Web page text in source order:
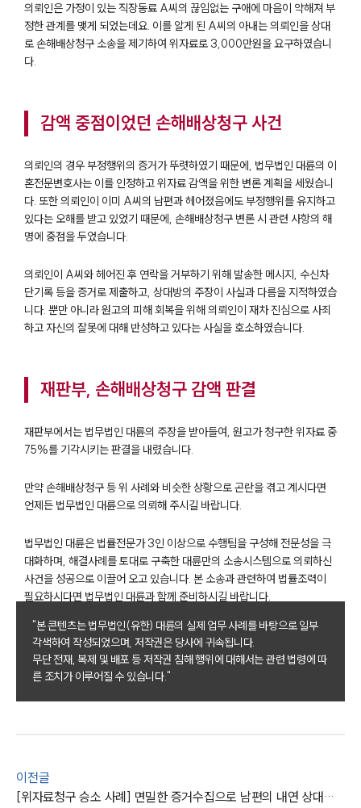
부소개
대륜의 강점
오시는 길
고객의 소리
통합검색
AI대륜
업무사례
법률지식인
의뢰인은 가정이 있는 직장동료 A씨의 끊임없는 구애에 마음이 약해져 부
정한 관계를 맺게 되었는데요. 이를 알게 된 A씨의 아내는 의뢰인을 상대
로 손해배상청구 소송을 제기하여 위자료로 3,000만원을 요구하였습니
다.
감액 중점이었던 손해배상청구 사건
의뢰인의 경우 부정행위의 증거가 뚜렷하였기 때문에, 법무법인 대륜의 이
혼전문변호사는 이를 인정하고 위자료 감액을 위한 변론 계획을 세웠습니
다. 또한 의뢰인이 이미 A씨의 남편과 헤어졌음에도 부정행위를 유지하고
있다는 오해를 받고 있었기 때문에, 손해배상청구 변론 시 관련 사항의 해
명에 중점을 두었습니다.
의뢰인이 A씨와 헤어진 후 연락을 거부하기 위해 발송한 메시지, 수신차
단기록 등을 증거로 제출하고, 상대방의 주장이 사실과 다름을 지적하였습
니다. 뿐만 아니라 원고의 피해 회복을 위해 의뢰인이 재차 진심으로 사죄
하고 자신의 잘못에 대해 반성하고 있다는 사실을 호소하였습니다.
재판부, 손해배상청구 감액 판결
재판부에서는 법무법인 대륜의 주장을 받아들여, 원고가 청구한 위자료 중
75%를 기각시키는 판결을 내렸습니다.
만약 손해배상청구 등 위 사례와 비슷한 상황으로 곤란을 겪고 계시다면
언제든 법무법인 대륜으로 의뢰해 주시길 바랍니다.
법무법인 대륜은 법률전문가 3인 이상으로 수행팀을 구성해 전문성을 극
대화하며, 해결사례를 토대로 구축한 대륜만의 소송시스템으로 의뢰하신
사건을 성공으로 이끌어 오고 있습니다. 본 소송과 관련하여 법률조력이
필요하시다면 법무법인 대륜과 함께 준비하시길 바랍니다.
"본 콘텐츠는 법무법인(유한) 대륜의 실제 업무 사례를 바탕으로 일부
각색하여 작성되었으며, 저작권은 당사에 귀속됩니다.
무단 전재, 복제 및 배포 등 저작권 침해 행위에 대해서는 관련 법령에 따
른 조치가 이루어질 수 있습니다."
이전글
[위자료청구 승소 사례] 면밀한 증거수집으로 남편의 내연 상대에 대한 위자료청구 받아냄